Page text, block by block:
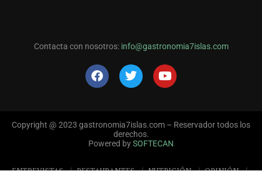
Contacta con nosotros: info@gastronomia7islas.com
Copyright @ 2023 gastronomia7islas.com – Reservador todos los
derechos.
Powered bySOFTECAN